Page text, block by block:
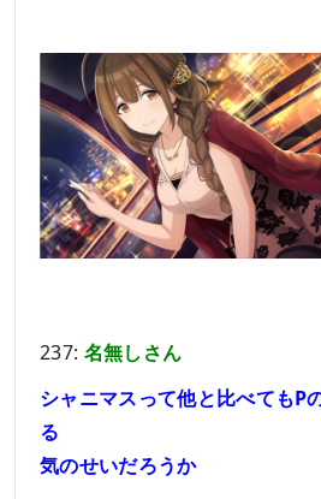
237: 名無しさん
シャニマスって他と比べてもP
る
気のせいだろうか